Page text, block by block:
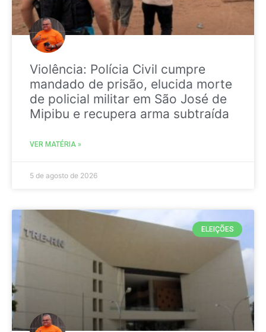
Violência: Polícia Civil cumpre
mandado de prisão, elucida morte
de policial militar em São José de
Mipibu e recupera arma subtraída
VER MATÉRIA »
5 de agosto de 2026
ELEIÇÕES